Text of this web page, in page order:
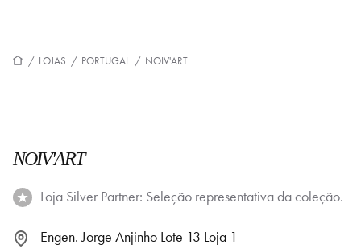
/ LOJAS / PORTUGAL / NOIV'ART
NOIV'ART
Loja Silver Partner: Seleção representativa da coleção.
Engen. Jorge Anjinho Lote 13 Loja 1